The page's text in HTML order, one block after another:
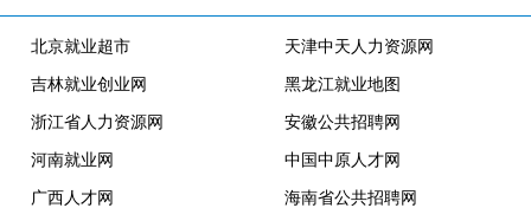
北京就业超市 天津中天人力资源网
吉林就业创业网 黑龙江就业地图
浙江省人力资源网 安徽公共招聘网
河南就业网 中国中原人才网
广西人才网 海南省公共招聘网